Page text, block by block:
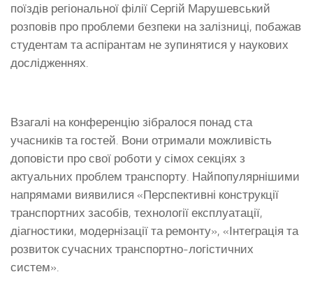
поїздів регіональної філії Сергій Марушевський
розповів про проблеми безпеки на залізниці, побажав
студентам та аспірантам не зупинятися у наукових
дослідженнях.
Взагалі на конференцію зібралося понад ста
учасників та гостей. Вони отримали можливість
доповісти про свої роботи у сімох секціях з
актуальних проблем транспорту. Найпопулярнішими
напрямами виявилися «Перспективні конструкції
транспортних засобів, технології експлуатації,
діагностики, модернізації та ремонту», «Інтеграція та
розвиток сучасних транспортно-логістичних
систем».